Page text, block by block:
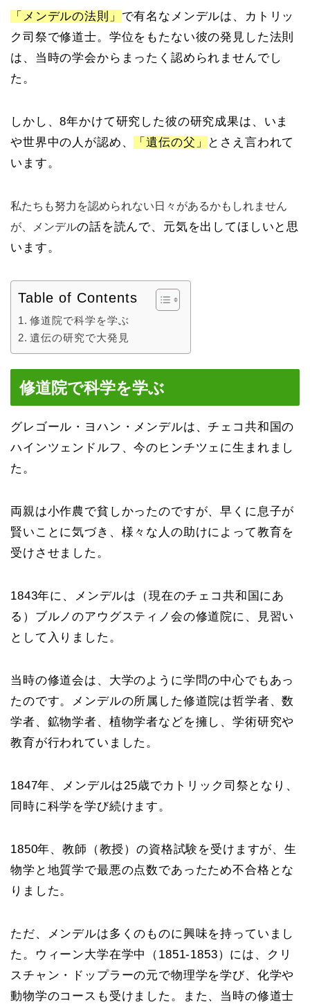
「メンデルの法則」 で有名なメンデルは、カトリッ
ク司祭で修道士。学位をもたない彼の発見した法則
は、当時の学会からまったく認められませんでし
た。
しかし、8年かけて研究した彼の研究成果は、いま
や世界中の人が認め、
「遺伝の父」
とさえ言われて
います。
私たちも努力を認められない日々があるかもしれません
が、メンデルの話を読んで、元気を出してほしいと思
います。
Table of Contents
修道院で科学を学ぶ
遺伝の研究で大発見
修道院で科学を学ぶ
グレゴール・ヨハン・メンデルは、チェコ共和国の
ハインツェンドルフ、今のヒンチツェに生まれまし
た。
両親は小作農で貧しかったのですが、早くに息子が
賢いことに気づき、様々な人の助けによって教育を
受けさせました。
1843年に、メンデルは（現在のチェコ共和国にあ
る）ブルノのアウグスティノ会の修道院に、見習い
として入りました。
当時の修道会は、大学のように学問の中心でもあっ
たのです。メンデルの所属した修道院は哲学者、数
学者、鉱物学者、植物学者などを擁し、学術研究や
教育が行われていました。
1847年、メンデルは25歳でカトリック司祭となり、
同時に科学を学び続けます。
1850年、教師（教授）の資格試験を受けますが、生
物学と地質学で最悪の点数であったため不合格とな
りました。
ただ、メンデルは多くのものに興味を持っていまし
た。ウィーン大学在学中（1851-1853）には、クリ
スチャン・ドップラーの元で物理学を学び、化学や
動物学のコースも受けました。また、当時の修道士